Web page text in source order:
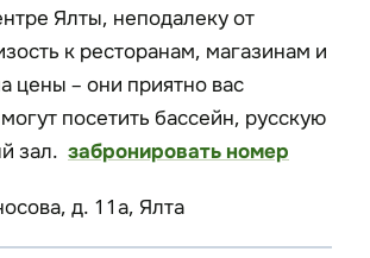
Ялты, неподалеку от
к ресторанам, магазинам и
цены – они приятно вас
посетить бассейн, русскую
зал. забронировать номер
д. 11а, Ялта